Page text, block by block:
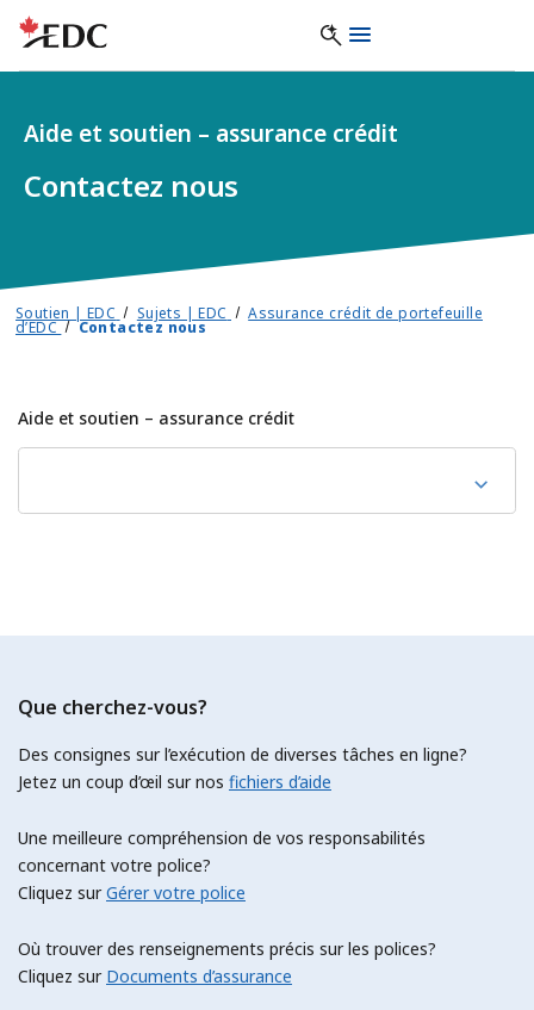
Contactez nous
Aide et soutien – assurance crédit
Soutien | EDC Sujets | EDC Assurance crédit de portefeuille
d’EDC Contactez nous
Aide et soutien – assurance crédit
Que cherchez-vous?
Des consignes sur l’exécution de diverses tâches en ligne?
Jetez un coup d’œil sur nos fichiers d’aide
Une meilleure compréhension de vos responsabilités
concernant votre police?
Cliquez surGérer votre police
Où trouver des renseignements précis sur les polices?
Cliquez sur Documents d’assurance